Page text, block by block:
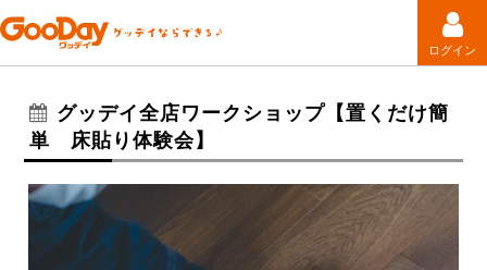
ログイン
グッデイ全店ワークショップ【置くだけ簡
単 床貼り体験会】